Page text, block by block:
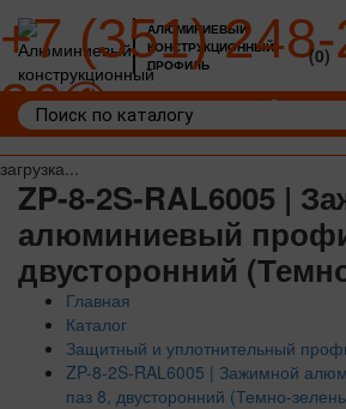
загрузка...
АЛЮМИНИЕВЫЙ
КОНСТРУКЦИОННЫЙ
ПРОФИЛЬ
+7 (351)
36
(0)
ZP-8-2S-RAL6005 |
алюминиевый
двусторонний
Главная
Каталог
Защитный и уплотнительный
ZP-8-2S-RAL6005 | Зажимной
паз 8, двусторонний (Темно-